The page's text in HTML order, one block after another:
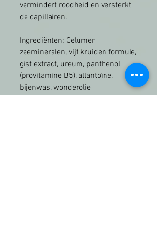
vermindert roodheid en versterkt
de capillairen.
Ingrediënten: Celumer
zeemineralen, vijf kruiden formule,
gist extract, ureum, panthenol
(provitamine B5), allantoïne,
bijenwas, wonderolie